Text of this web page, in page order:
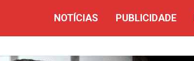
NOTÍCIAS PUBLICIDADE